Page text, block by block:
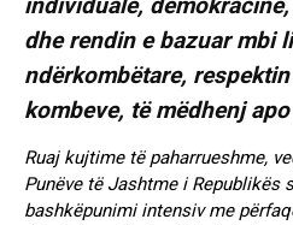
dhe rendin e bazuar mbi
ndërkombëtare,
kombeve, të mëdhenj
Ruaj kujtime të paharrueshme,
Punëve të Jashtme i Republikës
bashkëpunimi intensiv me